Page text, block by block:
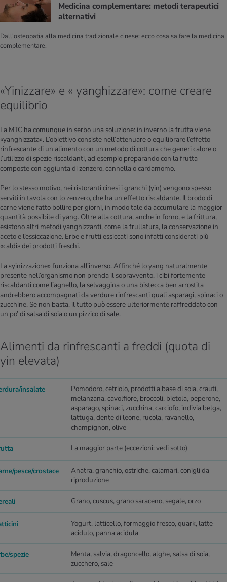
Me­di­ci­na com­ple­men­ta­re: me­to­di te­ra­peu­ti­ci
al­ter­na­ti­vi
Dall'osteopatia alla medicina tradizionale cinese: ecco cosa sa fare la medicina
complementare.
«Yinizzare» e « yanghizzare»: come creare
equilibrio
La MTC ha comunque in serbo una soluzione: in inverno la frutta viene
«yanghizzata». L’obiettivo consiste nell’attenuare o equilibrare l’effetto
rinfrescante di un alimento con un metodo di cottura che generi calore o
l’utilizzo di spezie riscaldanti, ad esempio preparando con la frutta
composte con aggiunta di zenzero, cannella o cardamomo.
Per lo stesso motivo, nei ristoranti cinesi i granchi (yin) vengono spesso
serviti in tavola con lo zenzero, che ha un effetto riscaldante. Il brodo di
carne viene fatto bollire per giorni, in modo tale da accumulare la maggior
quantità possibile di yang. Oltre alla cottura, anche in forno, e la frittura,
esistono altri metodi yanghizzanti, come la frullatura, la conservazione in
aceto e l’essiccazione. Erbe e frutti essiccati sono infatti considerati più
«caldi» dei prodotti freschi.
La «yinizzazione» funziona all’inverso. Affinché lo yang naturalmente
presente nell’organismo non prenda il sopravvento, i cibi fortemente
riscaldanti come l’agnello, la selvaggina o una bistecca ben arrostita
andrebbero accompagnati da verdure rinfrescanti quali asparagi, spinaci o
zucchine. Se non basta, il tutto può essere ulteriormente raffreddato con
un po’ di salsa di soia o un pizzico di sale.
Alimenti da rinfrescanti a freddi (quota di
yin elevata)
insalate
Pomodoro, cetriolo, prodotti a base di soia, crauti,
melanzana, cavolfiore, broccoli, bietola, peperone,
asparago, spinaci, zucchina, carciofo, indivia belga,
lattuga, dente di leone, rucola, ravanello,
champignon, olive
La maggior parte (eccezioni: vedi sotto)
pesce/crostace
Anatra, granchio, ostriche, calamari, conigli da
riproduzione
Grano, cuscus, grano saraceno, segale, orzo
Yogurt, latticello, formaggio fresco, quark, latte
acidulo, panna acidula
spezie
Menta, salvia, dragoncello, alghe, salsa di soia,
zucchero, sale